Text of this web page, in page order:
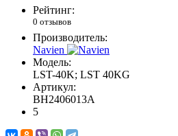
Рейтинг:
0 отзывов
Производитель:
Navien
Модель:
LST-40K; LST 40KG
Артикул:
BH2406013A
5